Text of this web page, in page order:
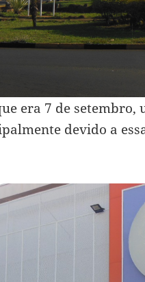
era 7 de setembro,
devido a